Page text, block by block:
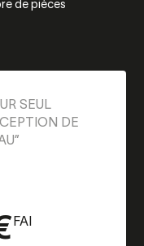
de pièces
SEUL
DE
FAI